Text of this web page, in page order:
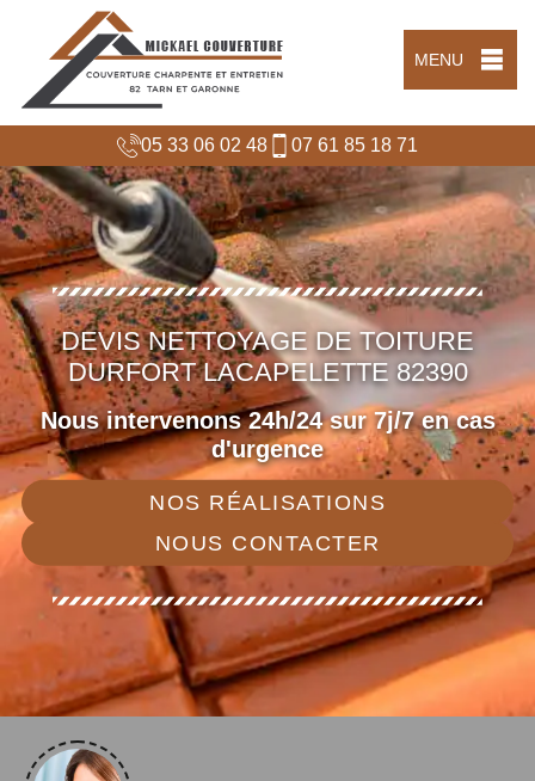
MENU
05 33 06 02 48 07 61 85 18 71
DEVIS NETTOYAGE DE TOITURE
DURFORT LACAPELETTE 82390
Nous intervenons 24h/24 sur 7j/7 en cas
d'urgence
NOS RÉALISATIONS
NOUS CONTACTER